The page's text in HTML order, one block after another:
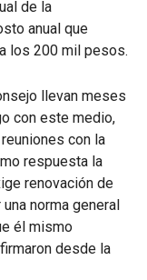
de la
anual que
los 200 mil pesos.
llevan meses
con este medio,
con la
respuesta la
renovación de
norma general
él mismo
desde la